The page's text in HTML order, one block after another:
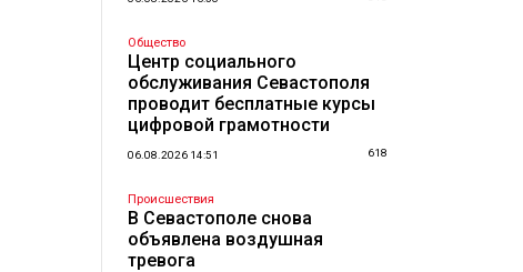
Общество
Центр социального
обслуживания Севастополя
проводит бесплатные курсы
цифровой грамотности
06.08.2026 14:51 618
Происшествия
В Севастополе снова
объявлена воздушная
тревога